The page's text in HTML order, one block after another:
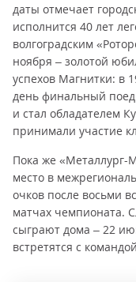
даты отмечает
исполнится 40 лет
волгоградским
ноября – золотой
успехов Магнитки: в
день финальный
и стал обладателем
принимали участие
Пока же «Металлург-
место в
очков после восьми
матчах чемпионата.
сыграют дома – 22
встретятся с